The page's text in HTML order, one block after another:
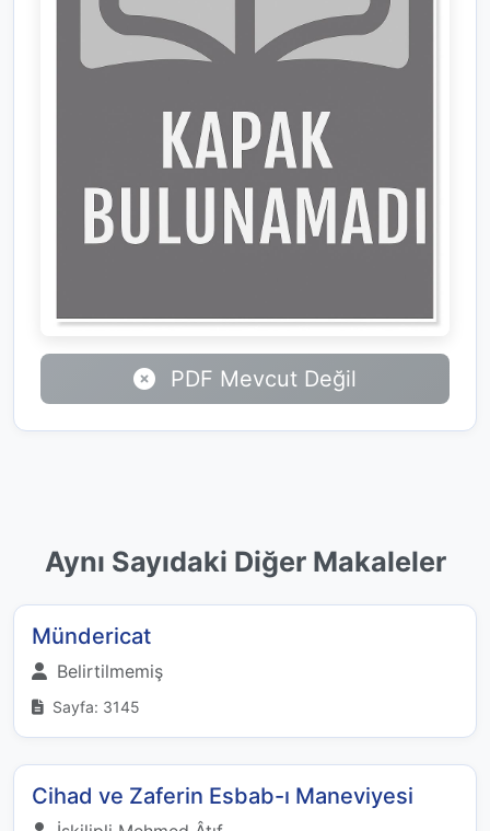
PDF Mevcut Değil
Aynı Sayıdaki Diğer Makaleler
Mündericat
Belirtilmemiş
Sayfa: 3145
Cihad ve Zaferin Esbab-ı Maneviyesi